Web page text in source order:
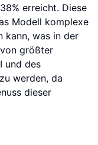
erreicht. Diese
Modell komplexe
kann, was in der
größter
und des
werden, da
dieser